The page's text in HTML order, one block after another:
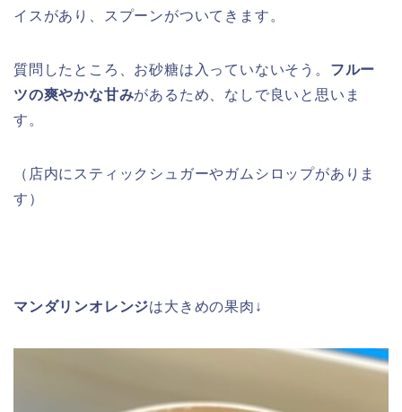
イスがあり、スプーンがついてきます。
質問したところ、お砂糖は入っていないそう。 フルー
ツの爽やかな甘みがあるため、なしで良いと思いま
す。
（店内にスティックシュガーやガムシロップがありま
す）
マンダリンオレンジは大きめの果肉↓